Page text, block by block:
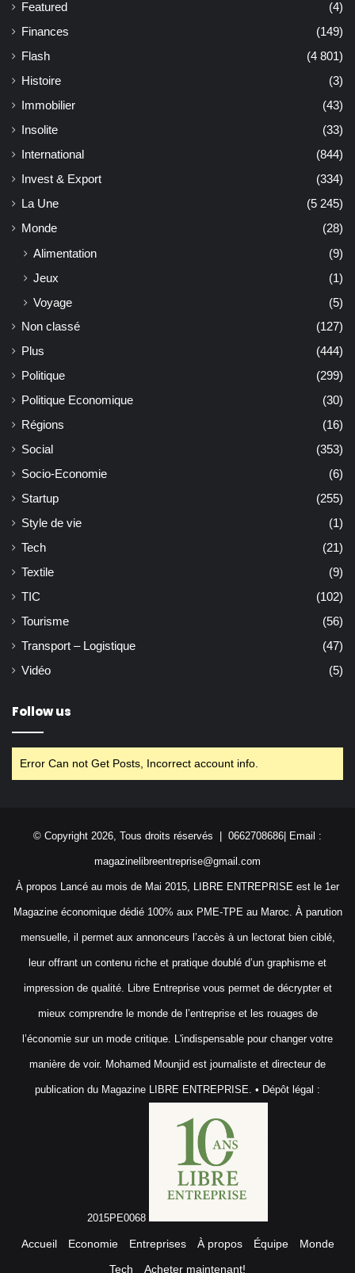
Featured
(4)
Finances
(149)
Flash
(4 801)
Histoire
(3)
Immobilier
(43)
Insolite
(33)
International
(844)
Invest & Export
(334)
La Une
(5 245)
Monde
(28)
Alimentation
(9)
Jeux
(1)
Voyage
(5)
Non classé
(127)
Plus
(444)
Politique
(299)
Politique Economique
(30)
Régions
(16)
Social
(353)
Socio-Economie
(6)
Startup
(255)
Style de vie
(1)
Tech
(21)
Textile
(9)
TIC
(102)
Tourisme
(56)
Transport – Logistique
(47)
Vidéo
(5)
Follow us
Error Can not Get Posts, Incorrect account info.
© Copyright 2026, Tous droits réservés | 0662708686| Email :
magazinelibreentreprise@gmail.com
À propos Lancé au mois de Mai 2015, LIBRE ENTREPRISE est le 1er
Magazine économique dédié 100% aux PME-TPE au Maroc. À parution
mensuelle, il permet aux annonceurs l’accès à un lectorat bien ciblé,
leur offrant un contenu riche et pratique doublé d’un graphisme et
impression de qualité. Libre Entreprise vous permet de décrypter et
mieux comprendre le monde de l’entreprise et les rouages de
l’économie sur un mode critique. L'indispensable pour changer votre
manière de voir. Mohamed Mounjid est journaliste et directeur de
publication du Magazine LIBRE ENTREPRISE. • Dépôt légal :
2015PE0068
Accueil Economie Entreprises À propos Équipe
Monde
Tech
Acheter maintenant!